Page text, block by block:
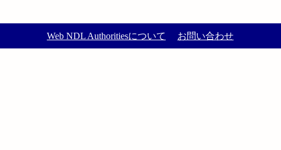
Web NDL Authoritiesについて お問い合わせ